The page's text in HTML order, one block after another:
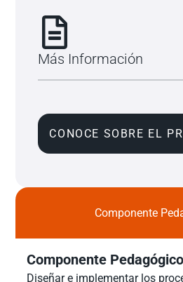
Más Información
CONOCE SOBRE EL
Componente
Componente Pedagógico
Diseñar e implementar los